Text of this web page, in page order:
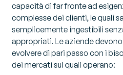
capacità di far fronte ad
complesse dei clienti, le quali
semplicemente ingestibili
appropriati. Le aziende
evolvere di pari passo con i
dei mercati sui quali operano: